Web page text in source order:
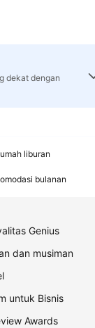
dekat dengan
liburan
bulanan
Genius
dan musiman
untuk Bisnis
Awards